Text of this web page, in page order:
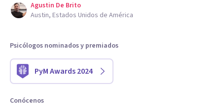
Agustin De Brito
Austin, Estados Unidos de América
Psicólogos nominados y premiados
PyM Awards 2024
Conócenos